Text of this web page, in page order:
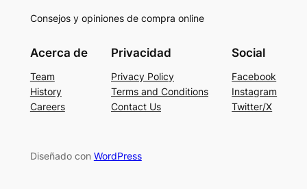
Consejos y opiniones de compra online
Acerca de
Team
History
Careers
Privacidad
Privacy Policy
Terms and Conditions
Contact Us
Social
Facebook
Instagram
Twitter/X
Diseñado con WordPress